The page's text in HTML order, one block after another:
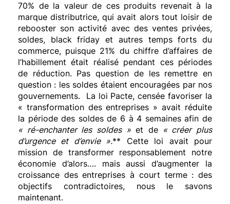
70% de la valeur de ces produits revenait à la
marque distributrice, qui avait alors tout loisir de
rebooster son activité avec des ventes privées,
soldes, black friday et autres temps forts du
commerce, puisque 21% du chiffre d’affaires de
l’habillement était réalisé pendant ces périodes
de réduction. Pas question de les remettre en
question : les soldes étaient encouragées par nos
gouvernements. La loi Pacte, censée favoriser la
« transformation des entreprises » avait réduite
la période des soldes de 6 à 4 semaines afin de
« ré-enchanter les soldes »et de « créer plus
d’urgence et d’envie ».** Cette loi avait pour
mission de transformer responsablement notre
économie d’alors…. mais aussi d’augmenter la
croissance des entreprises à court terme : des
objectifs contradictoires, nous le savons
maintenant.